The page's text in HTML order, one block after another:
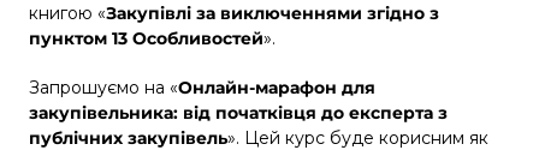
книгою «Закупівлі за виключеннями згідно з
пунктом 13 Особливостей».
Запрошуємо на «Онлайн-марафон для
закупівельника: від початківця до експерта з
публічних закупівель». Цей курс буде корисним як